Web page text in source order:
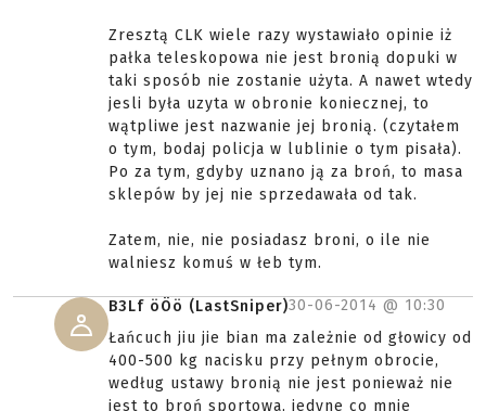
Zresztą CLK wiele razy wystawiało opinie iż
pałka teleskopowa nie jest bronią dopuki w
taki sposób nie zostanie użyta. A nawet wtedy
jesli była uzyta w obronie koniecznej, to
wątpliwe jest nazwanie jej bronią. (czytałem
o tym, bodaj policja w lublinie o tym pisała).
Po za tym, gdyby uznano ją za broń, to masa
sklepów by jej nie sprzedawała od tak.
Zatem, nie, nie posiadasz broni, o ile nie
walniesz komuś w łeb tym.
B3Lf öÖö (LastSniper)30-06-2014 @ 10:30
Łańcuch jiu jie bian ma zależnie od głowicy od
400-500 kg nacisku przy pełnym obrocie,
według ustawy bronią nie jest ponieważ nie
jest to broń sportowa, jedyne co mnie